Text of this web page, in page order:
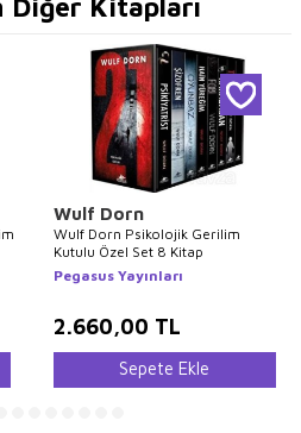
Wulf Dorn
Wulf Dorn Psikolojik Gerilim
Kutulu Özel Set 8 Kitap
Pegasus Yayınları
2.660,00 TL
Sepete Ekle